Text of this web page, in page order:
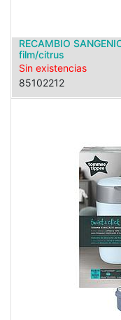
RECAMBIO
film/citrus
Sin existencias
85102212